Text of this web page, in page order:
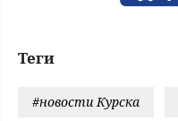
Теги
#новости Курска